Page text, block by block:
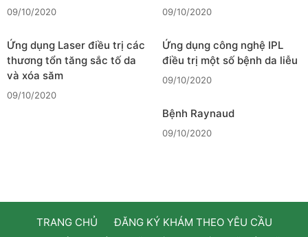
09/10/2020 09/10/2020
Ứng dụng Laser điều trị các
thương tổn tăng sắc tố da
và xóa săm
09/10/2020
Ứng dụng công nghệ IPL
điều trị một số bệnh da liễu
09/10/2020
Bệnh Raynaud
09/10/2020
TRANG CHỦ
ĐĂNG KÝ KHÁM THEO YÊU CẦU